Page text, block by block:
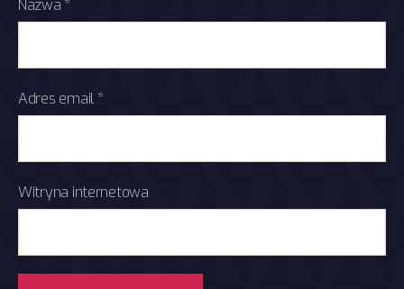
Nazwa *
Adres email *
Witryna internetowa